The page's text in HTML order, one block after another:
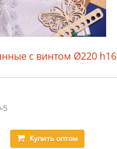
с винтом Ø220 h16
5
Купитьоптом